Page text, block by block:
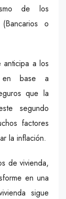
de los
o
anticipa a los
en base a
que la
segundo
factores
la inflación.
de vivienda,
en una
sigue